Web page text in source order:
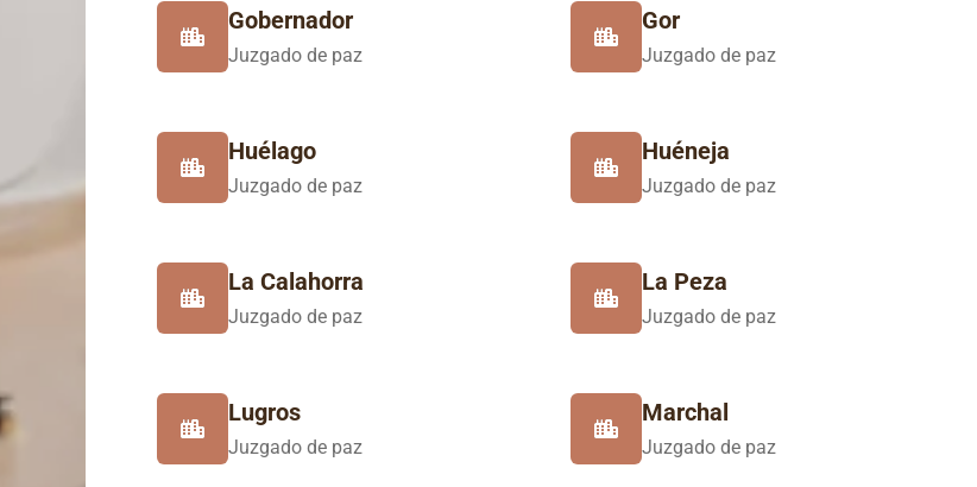
Gobernador
Juzgado de paz
Gor
Juzgado de paz
Huélago
Juzgado de paz
Huéneja
Juzgado de paz
La Calahorra
Juzgado de paz
La Peza
Juzgado de paz
Lugros
Juzgado de paz
Marchal
Juzgado de paz